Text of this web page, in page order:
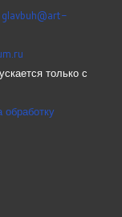
glavbuh@art-
только с
обработку